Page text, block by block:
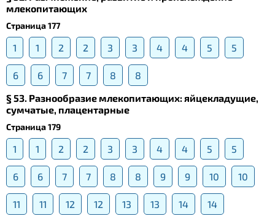
млекопитающих
Страница 177
1 1 2 2 3 3 4 4 5 5
6 6 7 7 8
8
§ 53. Разнообразие млекопитающих: яйцекладущие,
сумчатые, плацентарные
Страница 179
1 1 2 2 3 3 4 4 5 5
6 6 7 7 8 8 9 9 10 10
11 11 12 12 13 13 14
14